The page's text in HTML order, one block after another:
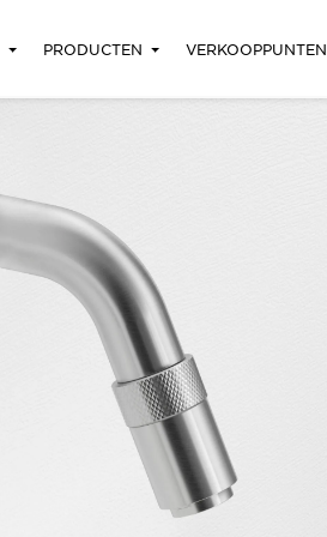
PRODUCTEN VERKOOPPUNTEN